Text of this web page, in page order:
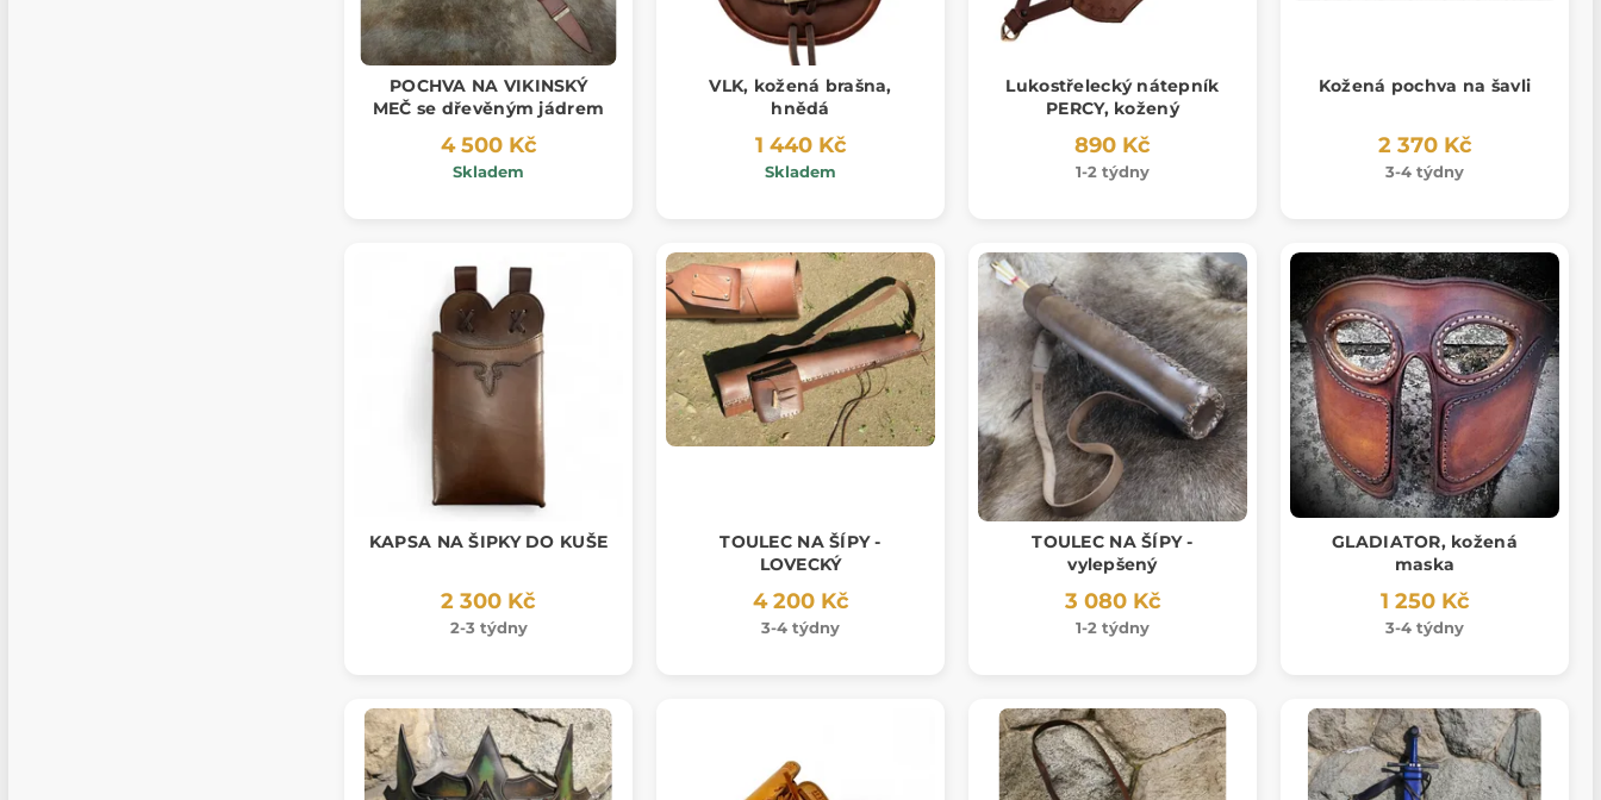
POCHVA NA VIKINSKÝ
MEČ se dřevěným jádrem
4 500 Kč
Skladem
VLK, kožená brašna,
hnědá
1 440 Kč
Skladem
Lukostřelecký nátepník
PERCY, kožený
890 Kč
1-2 týdny
Kožená pochva na šavli
2 370 Kč
3-4 týdny
KAPSA NA ŠIPKY DO KUŠE
2 300 Kč
2-3 týdny
TOULEC NA ŠÍPY -
LOVECKÝ
4 200 Kč
3-4 týdny
TOULEC NA ŠÍPY -
vylepšený
3 080 Kč
1-2 týdny
GLADIATOR, kožená
maska
1 250 Kč
3-4 týdny